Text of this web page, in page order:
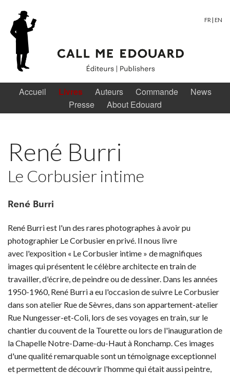
FR | EN
Accueil Livres Auteurs Commande
News
Presse
About Edouard
René Burri
Le Corbusier intime
René Burri
René Burri est l'un des rares photographes à avoir pu
photographier Le Corbusier en privé. Il nous livre
avec l'exposition « Le Corbusier intime » de magnifiques
images qui présentent le célèbre architecte en train de
travailler, d'écrire, de peindre ou de dessiner. Dans les années
1950-1960, René Burri a eu l'occasion de suivre Le Corbusier
dans son atelier Rue de Sèvres, dans son appartement-atelier
Rue Nungesser-et-Coli, lors de ses voyages en train, sur le
chantier du couvent de la Tourette ou lors de l'inauguration de
la Chapelle Notre-Dame-du-Haut à Ronchamp. Ces images
d'une qualité remarquable sont un témoignage exceptionnel
et permettent de découvrir l'homme qui était aussi peintre,